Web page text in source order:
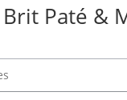
Brit Paté &